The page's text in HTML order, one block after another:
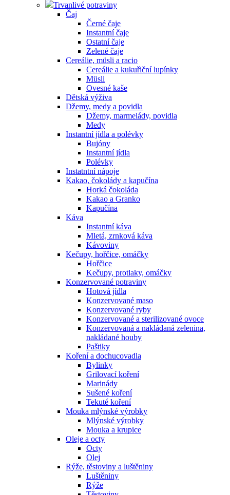
Trvanlivé potraviny
Čaj
Černé čaje
Instantní čaje
Ostatní čaje
Zelené čaje
Cereálie, müsli a racio
Cereálie a kukuřiční lupínky
Müsli
Ovesné kaše
Dětská výživa
Džemy, medy a povidla
Džemy, marmelády, povidla
Medy
Instantní jídla a polévky
Bujóny
Instantní jídla
Polévky
Instatntní nápoje
Kakao, čokolády a kapučína
Horká čokoláda
Kakao a Granko
Kapučína
Káva
Instantní káva
Mletá, zrnková káva
Kávoviny
Kečupy, hořčice, omáčky
Hořčice
Kečupy, protlaky, omáčky
Konzervované potraviny
Hotová jídla
Konzervované maso
Konzervované ryby
Konzervované a sterilizované ovoce
Konzervovaná a nakládaná zelenina,
nakládané houby
Paštiky
Koření a dochucovadla
Bylinky
Grilovací koření
Marinády
Sušené koření
Tekuté koření
Mouka mlýnské výrobky
Mlýnské výrobky
Mouka a krupice
Oleje a octy
Octy
Olej
Rýže, těstoviny a luštěniny
Luštěniny
Rýže